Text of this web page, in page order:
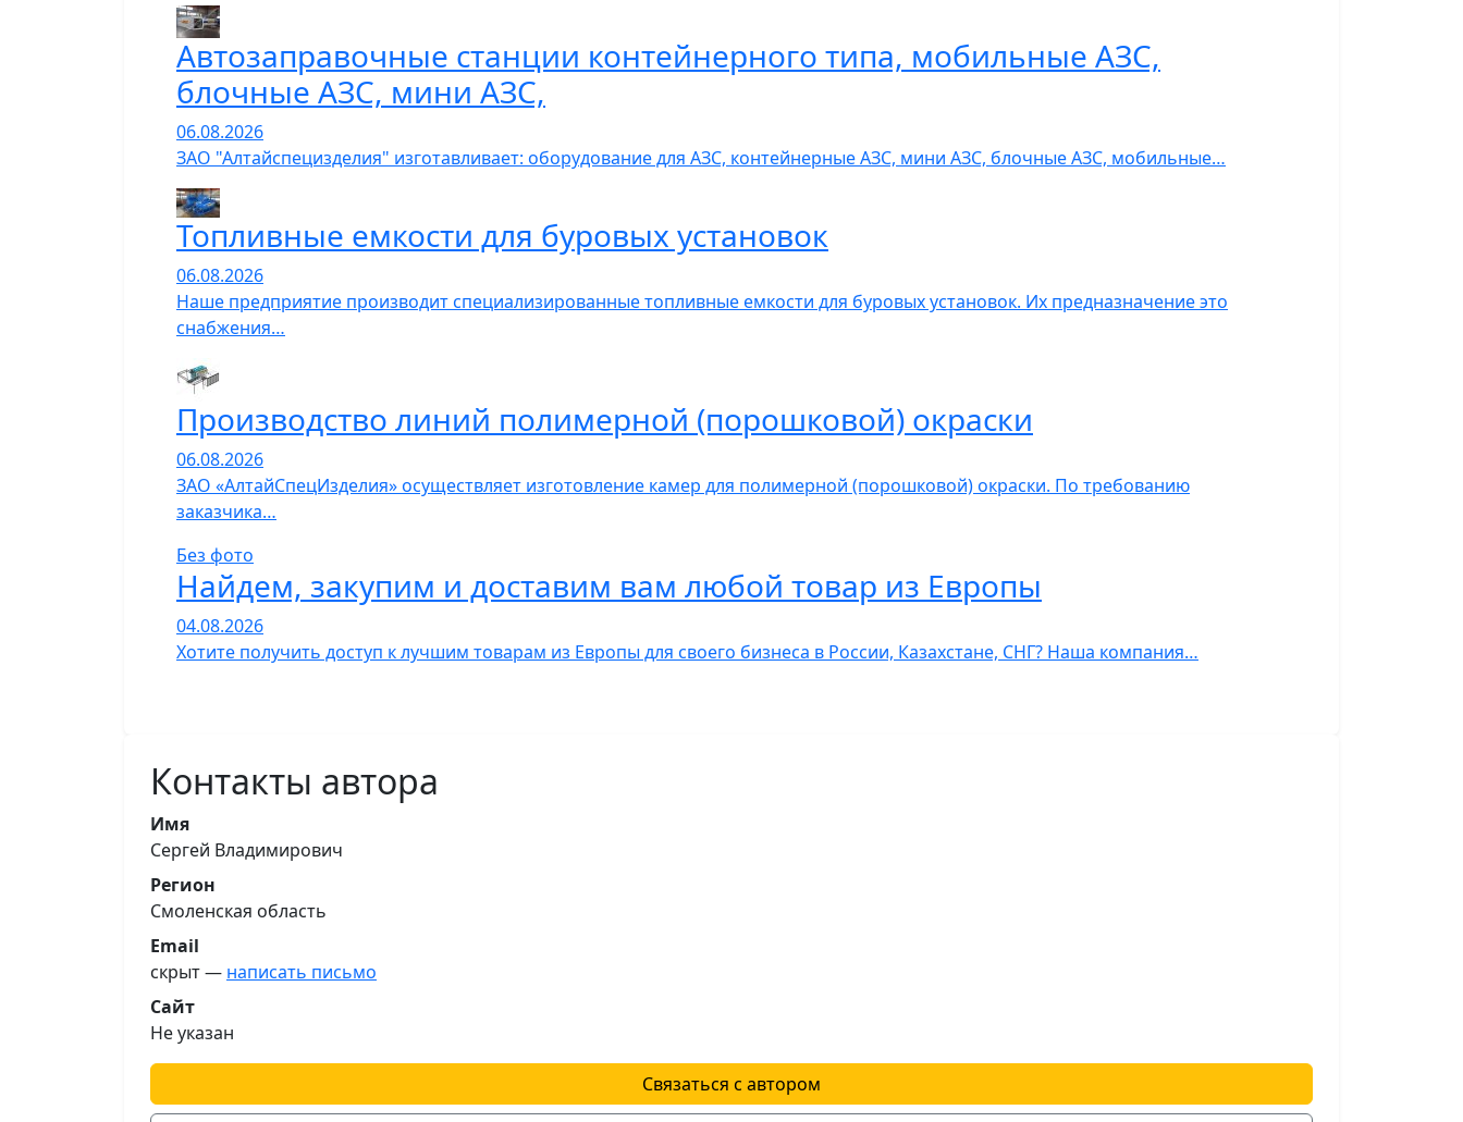
Автозаправочные станции контейнерного типа, мобильные АЗС,
блочные АЗС, мини АЗС,
06.08.2026
ЗАО "Алтайспецизделия" изготавливает: оборудование для АЗС, контейнерные АЗС, мини АЗС, блочные АЗС, мобильные…
Топливные емкости для буровых установок
06.08.2026
Наше предприятие производит специализированные топливные емкости для буровых установок. Их предназначение это
снабжения…
Производство линий полимерной (порошковой) окраски
06.08.2026
ЗАО «АлтайСпецИзделия» осуществляет изготовление камер для полимерной (порошковой) окраски. По требованию
заказчика…
Без фото
Найдем, закупим и доставим вам любой товар из Европы
04.08.2026
Хотите получить доступ к лучшим товарам из Европы для своего бизнеса в России, Казахстане, СНГ? Наша компания…
Контакты автора
Имя
Сергей Владимирович
Регион
Смоленская область
Email
скрыт — написать письмо
Сайт
Не указан
Связаться с автором